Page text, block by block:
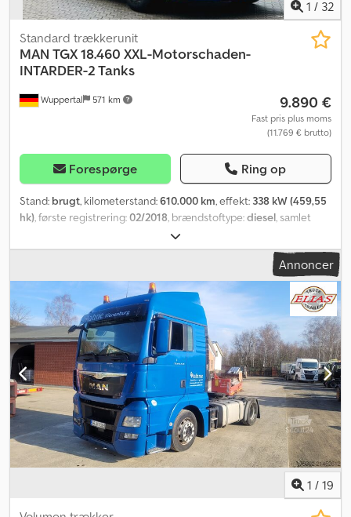
1 / 32
Wuppertal 571 km
Standard trækkerunit
MAN TGX 18.460 XXL-Motorschaden-
INTARDER-2 Tanks
9.890 €
Fast pris plus moms
(11.769 € brutto)
Forespørge Ring op
Stand: brugt, kilometerstand:610.000 km, effekt: 338 kW (459,55
hk) , første registrering:02/2018 , brændstoftype:diesel , samlet
, akslekonfiguration:
02/2026, bremser:retarder, farve:blå, geartype:automatisk,
ABS,
elektronisk stabilitetsprogram (ESP), har haft en ulykke,
klimaanlæg, parkeringsvarmer, sodfilter
, * NETTOPRIS *
Motorskade, revne i blokken * XXL førerhus med 2 køjer * ACC
afstandsradar * Blad-/luftaffjedring * Nødbremseassistent *
Bakkestartsassistent * ZF intarder Cedpfx Aoyklgpoh Rsrf * 2
tanke (480l/240l) * Køleboks * Stationær klimaanlæg * Solskærm *
Tysk køretøj * Meget god stand WhatsApp: Forbehold for fejl og
mellemsalg!! Salg sker uden nogen form for garanti!! - Vi taler
russisk - Vi taler engelsk - Vi taler polsk - Vi taler arabisk - Vi taler
spansk
Annoncer
1 / 19